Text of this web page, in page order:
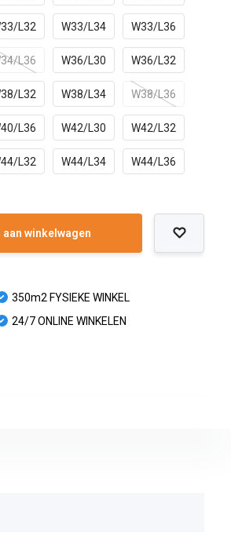
L32 W33/L34 W33/L36
L36 W36/L30 W36/L32
L32 W38/L34 W38/L36
L36 W42/L30 W42/L32
L32 W44/L34 W44/L36
winkelwagen
350m2 FYSIEKE WINKEL
24/7 ONLINE WINKELEN